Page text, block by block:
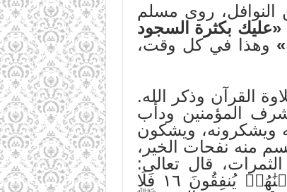
النوافل، روى مسلم
«عليك بكثرة السجود
وهذا في كل وقت،
القرآن وذكر الله.
شرف المؤمنين ودأب
ويشكرونه، ويشكون
منه نفحات الخير،
قال تعالى:
]تَتَجَافَىٰ جُنُوبُهُمۡ عَنِ ٱلۡمَضَاجِعِ يَدۡعُونَ رَبَّهُمۡ خَوۡفٗا وَطَمَعٗا وَمِمَّا رَزَقۡنَٰهُمۡ يُنفِقُونَ ١٦ فَلَا